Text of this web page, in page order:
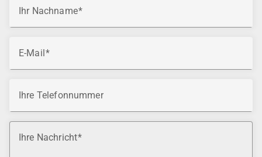
Ihr Nachname
E-Mail
Ihre Telefonnummer
Ihre Nachricht